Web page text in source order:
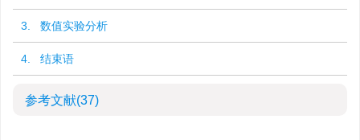
3. 数值实验分析
4. 结束语
参考文献(37)